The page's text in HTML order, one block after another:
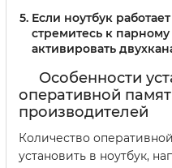
Если ноутбук
стремитесь к
активировать
Особенности
оперативной
производителей
Количество
установить в ноутбук,